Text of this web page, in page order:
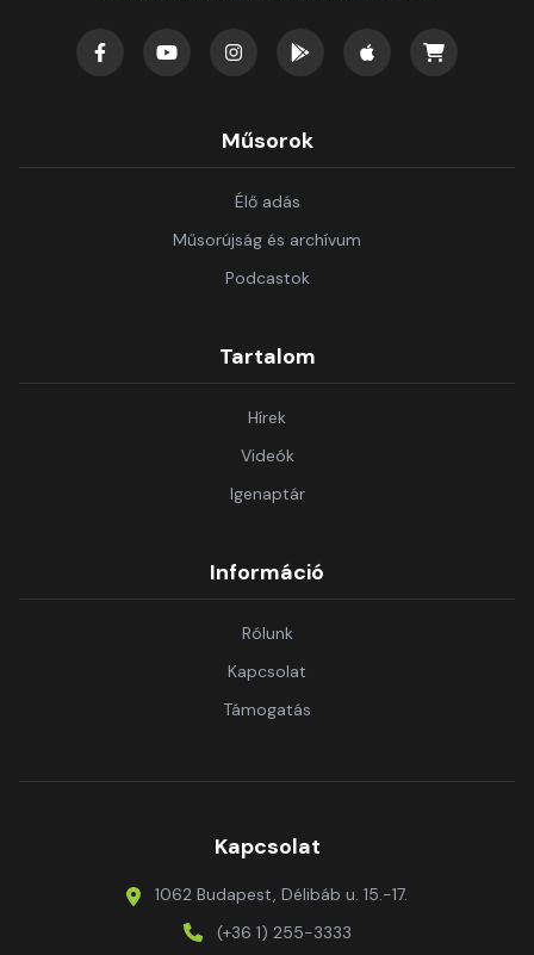
Műsorok
Élő adás
Műsorújság és archívum
Podcastok
Tartalom
Hírek
Videók
Igenaptár
Információ
Rólunk
Kapcsolat
Támogatás
Kapcsolat
1062 Budapest, Délibáb u. 15.-17.
(+36 1) 255-3333